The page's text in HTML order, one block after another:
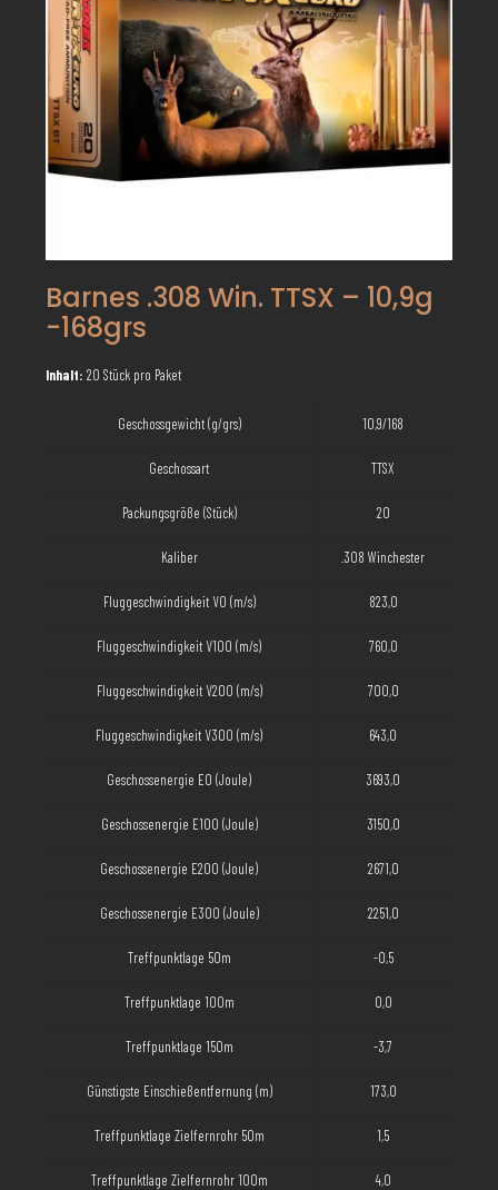
Barnes .308 Win. TTSX – 10,9g
-168grs
Inhalt: 20 Stück pro Paket
Geschossgewicht (g/grs) 10,9/168
Geschossart TTSX
Packungsgröße (Stück) 20
Kaliber .308 Winchester
Fluggeschwindigkeit V0 (m/s) 823,0
Fluggeschwindigkeit V100 (m/s) 760,0
Fluggeschwindigkeit V200 (m/s) 700,0
Fluggeschwindigkeit V300 (m/s) 643,0
Geschossenergie E0 (Joule) 3693,0
Geschossenergie E100 (Joule) 3150,0
Geschossenergie E200 (Joule) 2671,0
Geschossenergie E300 (Joule) 2251,0
Treffpunktlage 50m -0,5
Treffpunktlage 100m 0,0
Treffpunktlage 150m -3,7
Günstigste Einschießentfernung (m) 173,0
Treffpunktlage Zielfernrohr 50m 1,5
Treffpunktlage Zielfernrohr 100m 4,0